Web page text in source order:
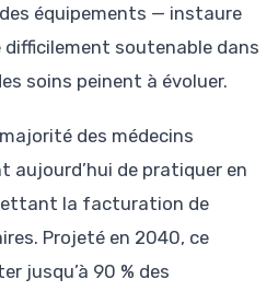
équipements — instaure
difficilement soutenable dans
soins peinent à évoluer.
des médecins
aujourd’hui de pratiquer en
la facturation de
Projeté en 2040, ce
jusqu’à 90 % des